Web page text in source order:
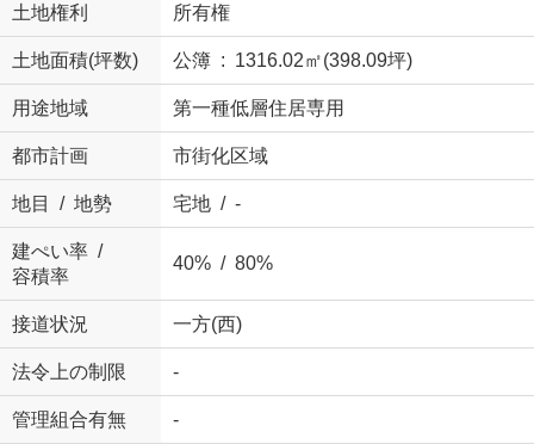
土地権利 所有権
土地面積(坪数) 公簿 : 1316.02㎡(398.09坪)
用途地域 第一種低層住居専用
都市計画 市街化区域
地目 / 地勢 宅地 / -
建ぺい率 /
容積率
40% / 80%
接道状況 一方(西)
法令上の制限 -
管理組合有無 -